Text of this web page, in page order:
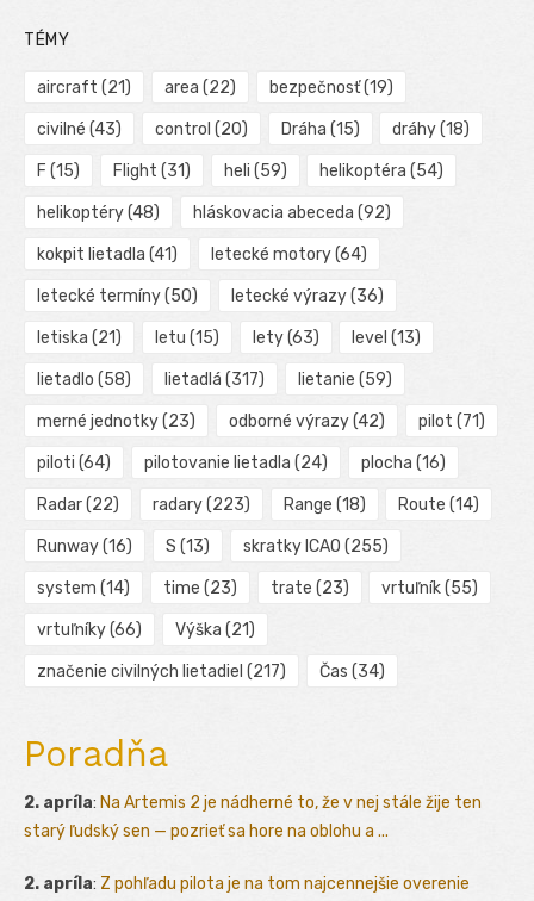
TÉMY
aircraft (21) area (22) bezpečnosť(19)
civilné (43) control (20) Dráha (15) dráhy(18)
F (15) Flight (31) heli (59) helikoptéra (54)
helikoptéry(48) hláskovacia abeceda (92)
kokpit lietadla (41) letecké motory(64)
letecké termíny(50) letecké výrazy(36)
letiska (21) letu (15) lety(63) level (13)
lietadlo (58) lietadlá (317) lietanie (59)
merné jednotky(23) odborné výrazy(42) pilot (71)
piloti (64) pilotovanie lietadla (24) plocha (16)
Radar(22) radary(223) Range (18) Route (14)
Runway(16) S (13) skratky ICAO (255)
system (14) time (23) trate (23) vrtuľník(55)
vrtuľníky(66) Výška (21)
značenie civilných lietadiel (217) Čas (34)
Poradňa
2. apríla: Na Artemis 2 je nádherné to, že v nej stále žije ten
starý ľudský sen — pozrieť sa hore na oblohu a ...
2. apríla: Z pohľadu pilota je na tom najcennejšie overenie